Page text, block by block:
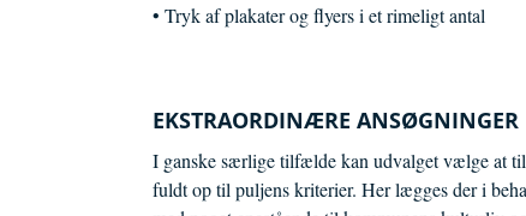
• Tryk af plakater og flyers i et rimeligt antal
EKSTRAORDINÆRE ANSØGNINGER
I ganske særlige tilfælde kan udvalget vælge at
fuldt op til puljens kriterier. Her lægges der i